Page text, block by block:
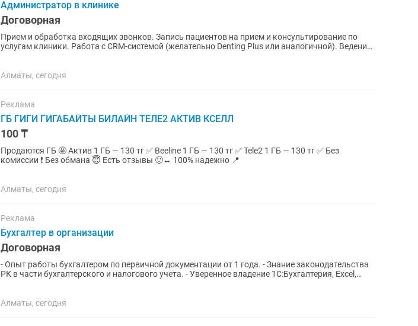
Администратор в клинике
Договорная
Прием и обработка входящих звонков. Запись пациентов на прием и консультирование по
услугам клиники. Работа с CRM-системой (желательно Denting Plus или аналогичной). Ведение
Алматы, сегодня
Реклама
ГБ ГИГИ ГИГАБАЙТЫ БИЛАЙН ТЕЛЕ2 АКТИВ КСЕЛЛ
100 ₸
Продаются ГБ 🤩 Актив 1 ГБ — 130 тг ✅ Beeline 1 ГБ — 130 тг ✅ Tele2 1 ГБ — 130 тг ✅ Без
комиссии ❗ Без обмана 😇 Есть отзывы 🙂↔ 100% надежно 📍
Алматы, сегодня
Реклама
Бухгалтер в организации
Договорная
- Опыт работы бухгалтером по первичной документации от 1 года. - Знание законодательства
РК в части бухгалтерского и налогового учета. - Уверенное владение 1С:Бухгалтерия, Excel,
Алматы, сегодня